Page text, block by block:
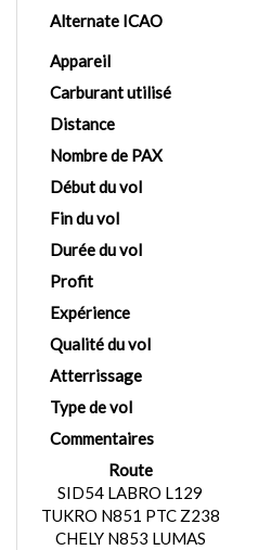
Alternate ICAO
Appareil
Carburant utilisé
Distance
Nombre de PAX
Début du vol
Fin du vol
Durée du vol
Profit
Expérience
Qualité du vol
Atterrissage
Type de vol
Commentaires
Route
SID54 LABRO L129
TUKRO N851 PTC Z238
CHELY N853 LUMAS